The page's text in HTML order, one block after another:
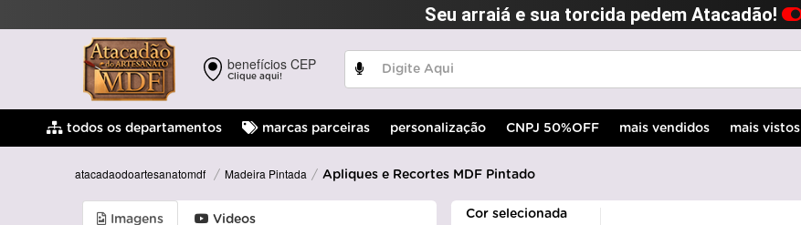
Seu arraiá e sua torcida pedem Atacadão!
benefícios CEP
Clique aqui!
todos os departamentos marcas parceiras personalização CNPJ 50%OFF mais vendidos mais vistos
atacadaodoartesanatomdf Madeira Pintada Apliques e Recortes MDF Pintado
Imagens Videos Cor selecionada